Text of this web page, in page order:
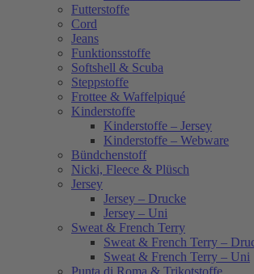
Futterstoffe
Cord
Jeans
Funktionsstoffe
Softshell & Scuba
Steppstoffe
Frottee & Waffelpiqué
Kinderstoffe
Kinderstoffe – Jersey
Kinderstoffe – Webware
Bündchenstoff
Nicki, Fleece & Plüsch
Jersey
Jersey – Drucke
Jersey – Uni
Sweat & French Terry
Sweat & French Terry –
Sweat & French Terry – Uni
Punta di Roma & Trikotstoffe